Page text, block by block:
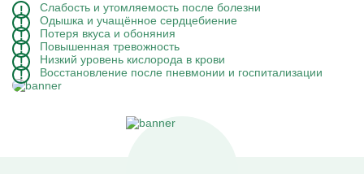
Слабость и утомляемость после болезни
Одышка и учащённое сердцебиение
Потеря вкуса и обоняния
Повышенная тревожность
Низкий уровень кислорода в крови
Восстановление после пневмонии и госпитализации